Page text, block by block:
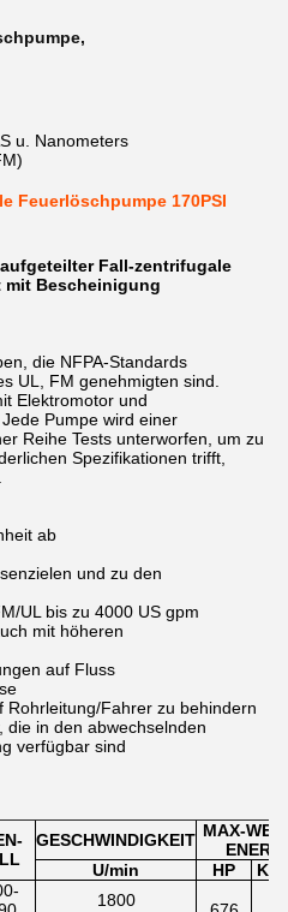
,
u. Nanometers
Feuerlöschpumpe 170PSI
Fall-zentrifugale
mit Bescheinigung
die NFPA-Standards
UL, FM genehmigten sind.
Elektromotor und
Pumpe wird einer
Reihe Tests unterworfen, um zu
Spezifikationen trifft,
ab
und zu den
UL bis zu 4000 US gpm
mit höheren
auf Fluss
Rohrleitung/Fahrer zu behindern
die in den abwechselnden
verfügbar sind
GESCHWINDIGKEIT MAX-
U/min HP
1800